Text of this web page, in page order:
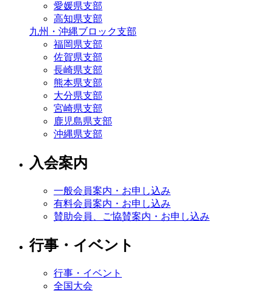
愛媛県支部
高知県支部
九州・沖縄ブロック支部
福岡県支部
佐賀県支部
長崎県支部
熊本県支部
大分県支部
宮崎県支部
鹿児島県支部
沖縄県支部
入会案内
一般会員案内・お申し込み
有料会員案内・お申し込み
賛助会員、ご協賛案内・お申し込み
行事・イベント
行事・イベント
全国大会